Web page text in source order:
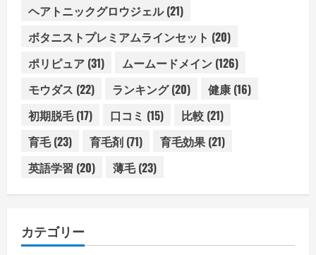
ヘアトニックグロウジェル(21)
ボタニストプレミアムラインセット (20)
ポリピュア (31) ムームードメイン (126)
モウダス (22) ランキング(20) 健康 (16)
初期脱毛(17) 口コミ (15) 比較 (21)
育毛(23) 育毛剤 (71) 育毛効果 (21)
英語学習 (20) 薄毛(23)
カテゴリー